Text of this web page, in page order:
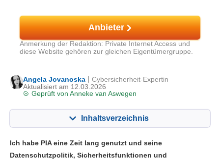
Anbieter
Anmerkung der Redaktion: Private Internet Access und
diese Website gehören zur gleichen Eigentümergruppe.
Angela Jovanoska
Aktualisiert am 12.03.2026
Geprüft von Anneke van Aswegen
Cybersicherheit-Expertin
Inhaltsverzeichnis
Hauptfunktionen 9.5
Ich habe PIA eine Zeit lang genutzt und seine
Datenschutzpolitik, Sicherheitsfunktionen und